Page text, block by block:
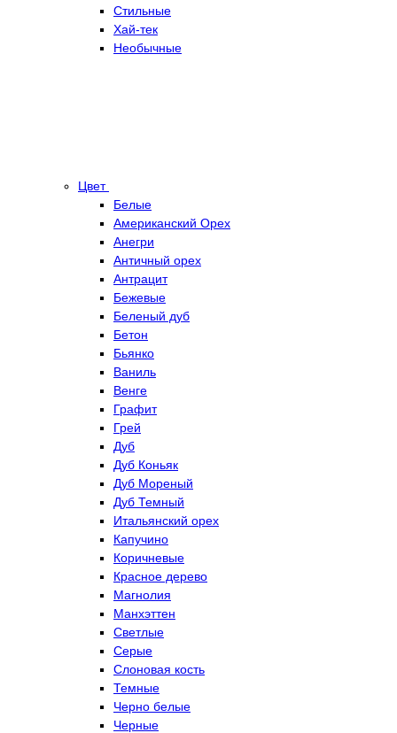
Стильные
Хай-тек
Необычные
Цвет
Белые
Американский Орех
Анегри
Античный орех
Антрацит
Бежевые
Беленый дуб
Бетон
Бьянко
Ваниль
Венге
Графит
Грей
Дуб
Дуб Коньяк
Дуб Мореный
Дуб Темный
Итальянский орех
Капучино
Коричневые
Красное дерево
Магнолия
Манхэттен
Светлые
Серые
Слоновая кость
Темные
Черно белые
Черные